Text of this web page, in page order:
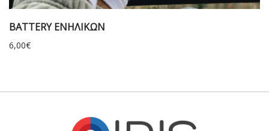
BATTERY ΕΝΗΛΙΚΩΝ
6,00€